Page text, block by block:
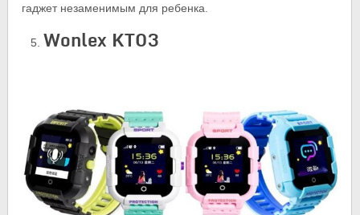
гаджет незаменимым для ребенка.
Wonlex KT03